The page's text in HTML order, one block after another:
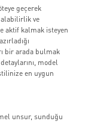
geçerek
alabilirlik ve
aktif kalmak isteyen
bir arada bulmak
model
en uygun
unsur, sunduğu